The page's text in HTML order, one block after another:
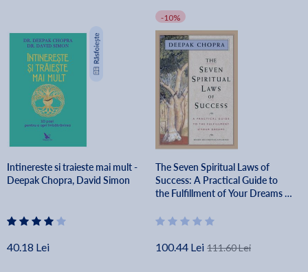
Intinereste si traieste mai mult -
Deepak Chopra, David Simon
40.18 Lei
-10%
The Seven Spiritual Laws of
Success: A Practical Guide to
the Fulfillment of Your Dreams -
100.44 Lei 111.60 Lei